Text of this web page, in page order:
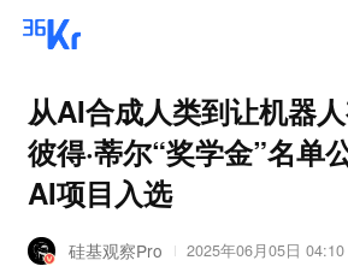
从AI合成人类到让机器人
彼得·蒂尔“奖学金”名单
AI项目入选
硅基观察Pro 2025年06月05日 04:10